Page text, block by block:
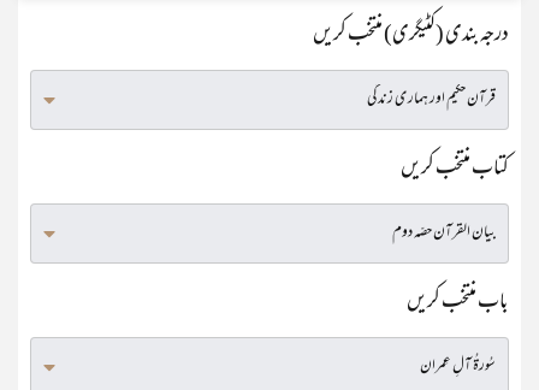
درجہ بندی (کٹیگری) منتخب کریں
کتاب منتخب کریں
باب منتخب کریں